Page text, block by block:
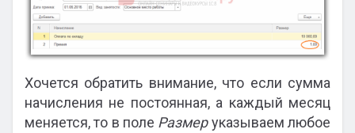
Хочется обратить внимание, что если сумма
начисления не постоянная, а каждый месяц
меняется, то в поле Размеруказываем любое